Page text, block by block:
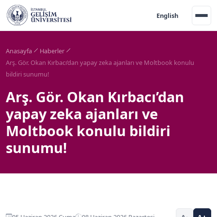
English
Anasayfa
Haberler
Arş. Gör. Okan Kırbacı’dan yapay zeka ajanları ve Moltbook konulu
bildiri sunumu!
Arş. Gör. Okan Kırbacı’dan
yapay zeka ajanları ve
Moltbook konulu bildiri
sunumu!